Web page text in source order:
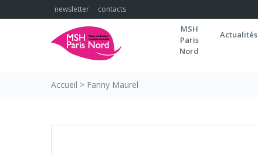
to
newsletter contacts
MSH
Paris
Nord
Actualités
Accueil > Fanny Maurel